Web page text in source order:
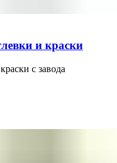
и краски
с завода